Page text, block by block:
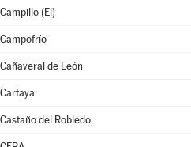
Campillo (El)
Campofrío
Cañaveral de León
Cartaya
Castaño del Robledo